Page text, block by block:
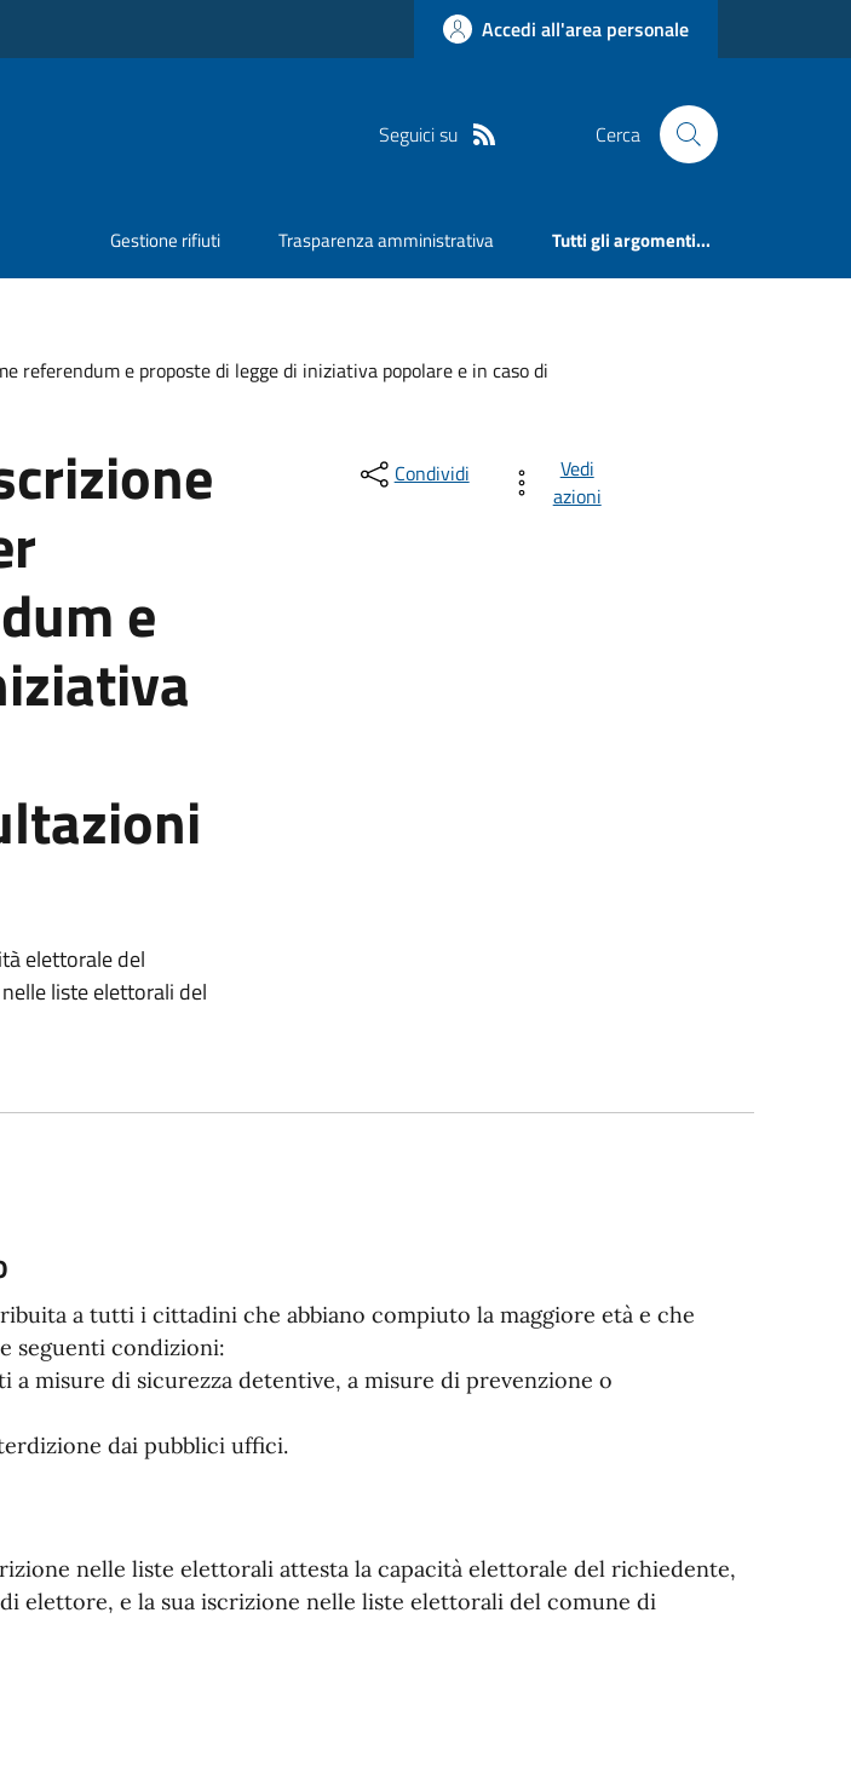
Accedi all'area personale
Seguici su Cerca
Gestione rifiuti Trasparenza amministrativa Tutti gli argomenti...
e proposte di legge di iniziativa popolare e in caso di
e
elettorale del
liste elettorali del
Condividi
Vedi
azioni
a tutti i cittadini che abbiano compiuto la maggiore età e che
seguenti condizioni:
a misure di sicurezza detentive, a misure di prevenzione o
dai pubblici uffici.
nelle liste elettorali attesta la capacità elettorale del richiedente,
elettore, e la sua iscrizione nelle liste elettorali del comune di